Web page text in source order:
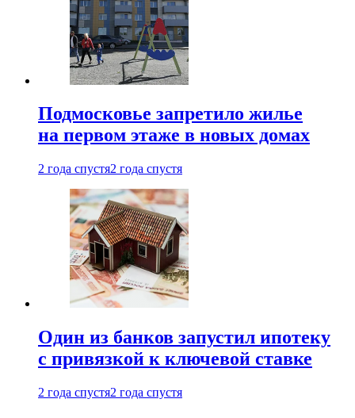
Подмосковье запретило жилье
на первом этаже в новых домах
2 года спустя2 года спустя
Один из банков запустил ипотеку
с привязкой к ключевой ставке
2 года спустя2 года спустя